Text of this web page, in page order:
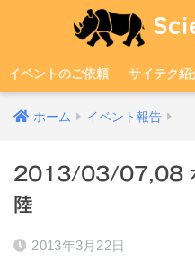
イベントのご依頼 サイテク紹
ホーム イベント報告
2013/03/07,08 ホ
陸
2013年3月22日